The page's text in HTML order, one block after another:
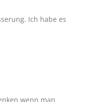
Ich habe es
wenn man